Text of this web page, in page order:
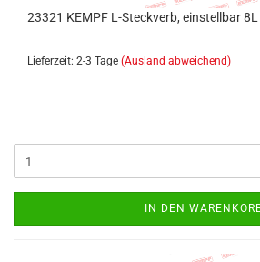
23321 KEMPF L-Steckverb, einstellbar 8L
Lieferzeit: 2-3 Tage (Ausland abweichend)
IN DEN